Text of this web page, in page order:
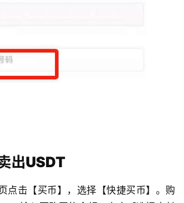
出USDT
点击【买币】，选择【快捷买币】。购